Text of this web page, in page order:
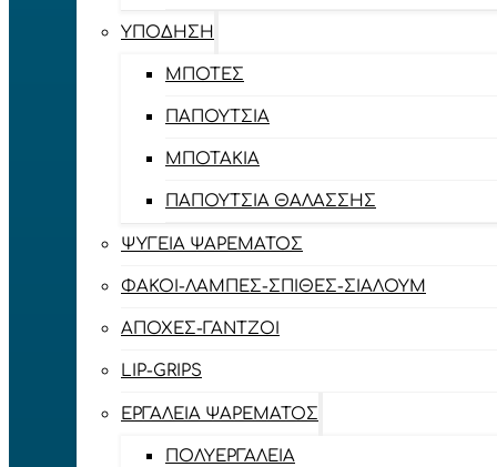
ΥΠΌΔΗΣΗ
ΜΠΌΤΕΣ
ΠΑΠΟΎΤΣΙΑ
ΜΠΟΤΆΚΙΑ
ΠΑΠΟΎΤΣΙΑ ΘΑΛΆΣΣΗΣ
ΨΥΓΕΊΑ ΨΑΡΈΜΑΤΟΣ
ΦΑΚΟΊ-ΛΆΜΠΕΣ-ΣΠΊΘΕΣ-ΣΊΑΛΟΥΜ
ΑΠΌΧΕΣ-ΓΆΝΤΖΟΙ
LIP-GRIPS
EΡΓΑΛΕΊΑ ΨΑΡΈΜΑΤΟΣ
ΠΟΛΥΕΡΓΑΛΕΊΑ